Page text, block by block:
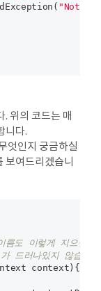
"Not
위의 코드는 매
니다.
엇인지 궁금하실
보여드리겠습니
도 이렇게 지으면
드러나있지 않습니
context){